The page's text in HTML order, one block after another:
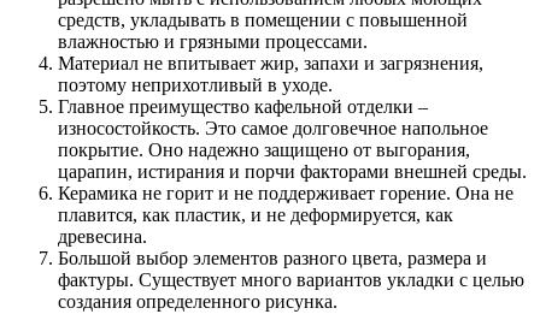
средств, укладывать в помещении с повышенной
влажностью и грязными процессами.
Материал не впитывает жир, запахи и загрязнения,
поэтому неприхотливый в уходе.
Главное преимущество кафельной отделки –
износостойкость. Это самое долговечное напольное
покрытие. Оно надежно защищено от выгорания,
царапин, истирания и порчи факторами внешней среды.
Керамика не горит и не поддерживает горение. Она не
плавится, как пластик, и не деформируется, как
древесина.
Большой выбор элементов разного цвета, размера и
фактуры. Существует много вариантов укладки с целью
создания определенного рисунка.